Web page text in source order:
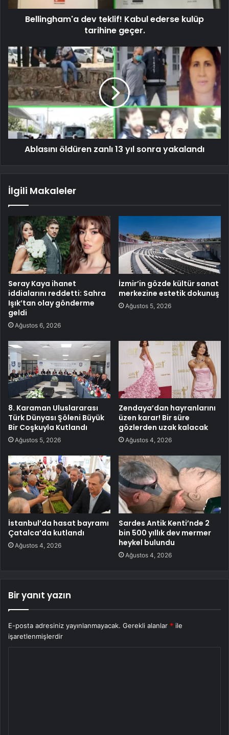
Bellingham'a dev teklif! Kabul ederse kulüp
tarihine geçer.
Ablasını öldüren zanlı 13 yıl sonra yakalandı
İlgili Makaleler
Seray Kaya ihanet
iddialarını reddetti: Sahra
Işık’tan olay gönderme
geldi
Ağustos 6, 2026
İzmir’in gözde kültür sanat
merkezine estetik dokunuş
Ağustos 5, 2026
8. Karaman Uluslararası
Türk Dünyası Şöleni Büyük
Bir Coşkuyla Kutlandı
Ağustos 5, 2026
Zendaya’dan hayranlarını
üzen karar! Bir süre
gözlerden uzak kalacak
Ağustos 4, 2026
İstanbul’da hasat bayramı
Çatalca’da kutlandı
Ağustos 4, 2026
Sardes Antik Kenti’nde 2
bin 500 yıllık dev mermer
heykel bulundu
Ağustos 4, 2026
Bir yanıt yazın
E-posta adresiniz yayınlanmayacak. Gerekli alanlar * ile
işaretlenmişlerdir